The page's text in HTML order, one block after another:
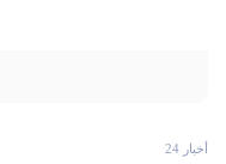
أخبار 24